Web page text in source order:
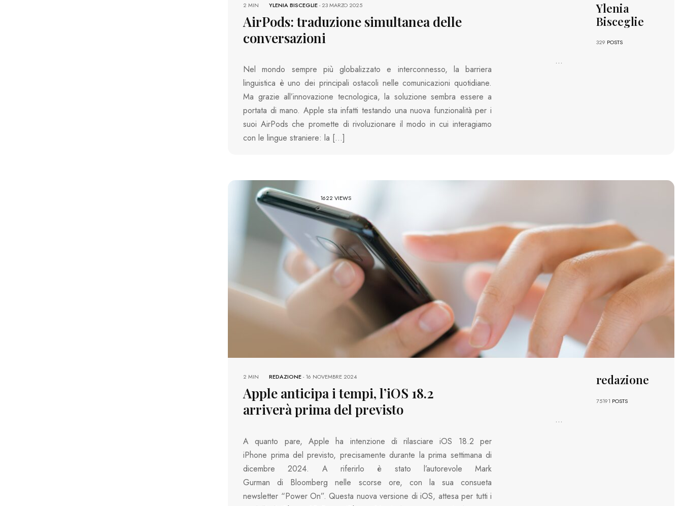
YLENIA BISCEGLIE-23 MARZO 2025
2 MIN
AirPods: traduzione simultanea delle
conversazioni
Nel mondo sempre più globalizzato e interconnesso, la barriera
linguistica è uno dei principali ostacoli nelle comunicazioni quotidiane.
Ma grazie all’innovazione tecnologica, la soluzione sembra essere a
portata di mano. Apple sta infatti testando una nuova funzionalità per i
suoi AirPods che promette di rivoluzionare il modo in cui interagiamo
con le lingue straniere: la […]
Ylenia
Bisceglie
329 POSTS
...
1622 VIEWS
REDAZIONE-16 NOVEMBRE 2024
2 MIN
Apple anticipa i tempi, l’iOS 18.2
arriverà prima del previsto
A quanto pare, Apple ha intenzione di rilasciare iOS 18.2 per
iPhone prima del previsto, precisamente durante la prima settimana di
dicembre 2024. A riferirlo è stato l’autorevole Mark
Gurman di Bloomberg nelle scorse ore, con la sua consueta
newsletter “Power On”. Questa nuova versione di iOS, attesa per tutti i
redazione
75191 POSTS
...